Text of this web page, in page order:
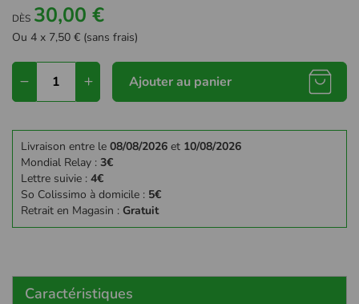
DÈS 30,00 €
Ou 4 x 7,50 € (sans frais)
Ajouter au panier
Livraison entre le 08/08/2026 et 10/08/2026
Mondial Relay : 3€
Lettre suivie : 4€
So Colissimo à domicile : 5€
Retrait en Magasin : Gratuit
Caractéristiques